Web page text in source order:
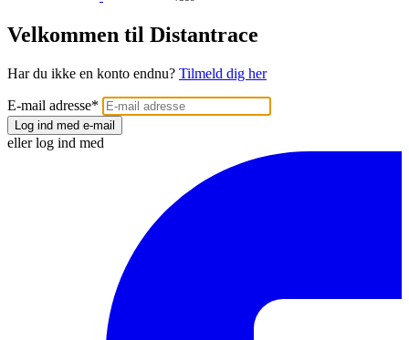
Velkommen til Distantrace
Har du ikke en konto endnu? Tilmeld dig her
E-mail adresse*
Log ind med e-mail
eller log ind med